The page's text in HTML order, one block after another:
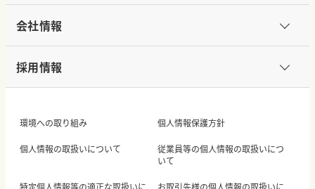
会社情報
採用情報
環境への取り組み 個人情報保護方針
個人情報の取扱いについて
従業員等の個人情報の取扱いにつ
いて
特定個人情報等の適正な取扱いに お取引先様の個人情報の取扱いに